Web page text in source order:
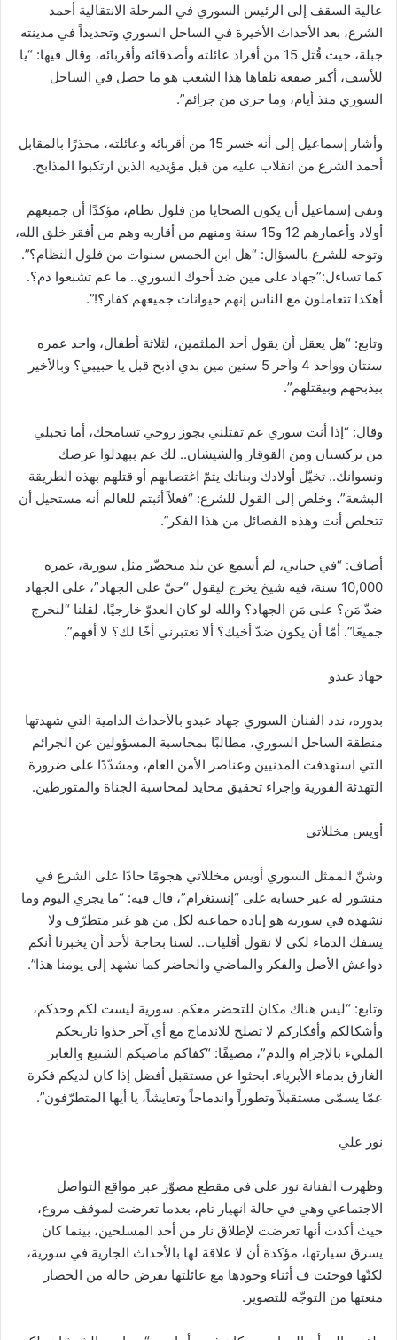
عالية السقف إلى الرئيس السوري في المرحلة الانتقالية أحمد
الشرع، بعد الأحداث الأخيرة في الساحل السوري وتحديداً في مدينته
جبلة، حيث قُتل 15 من أفراد عائلته وأصدقائه وأقربائه، وقال فيها: “يا
للأسف، أكبر صفعة تلقاها هذا الشعب هو ما حصل في الساحل
السوري منذ أيام، وما جرى من جرائم”.
وأشار إسماعيل إلى أنه خسر 15 من أقربائه وعائلته، محذرًا بالمقابل
أحمد الشرع من انقلاب عليه من قبل مؤيديه الذين ارتكبوا المذابح.
ونفى إسماعيل أن يكون الضحايا من فلول نظام، مؤكدًا أن جميعهم
أولاد وأعمارهم 12 و15 سنة ومنهم من أقاربه وهم من أفقر خلق الله،
وتوجه للشرع بالسؤال: “هل ابن الخمس سنوات من فلول النظام؟”.
كما تساءل:”جهاد على مين ضد أخوك السوري.. ما عم تشبعوا دم؟.
أهكذا تتعاملون مع الناس إنهم حيوانات جميعهم كفار؟!”.
وتابع: “هل يعقل أن يقول أحد الملثمين، لثلاثة أطفال، واحد عمره
سنتان وواحد 4 وآخر 5 سنين مين بدي اذبح قبل يا حبيبي؟ وبالأخير
بيذبحهم وبيقتلهم”.
وقال: “إذا أنت سوري عم تقتلني بجوز روحي تسامحك، أما تجبلي
من تركستان ومن القوقاز والشيشان.. لك عم ببهدلوا عرضك
ونسوانك.. تخيّل أولادك وبناتك يتمّ اغتصابهم أو قتلهم بهذه الطريقة
البشعة”، وخلص إلى القول للشرع: “فعلاً أثبتم للعالم أنه مستحيل أن
تتخلص أنت وهذه الفصائل من هذا الفكر”.
أضاف: “في حياتي، لم أسمع عن بلد متحضّر مثل سورية، عمره
10,000 سنة، فيه شيخ يخرج ليقول “حيّ على الجهاد”، على الجهاد
ضدّ مَن؟ على مَن الجهاد؟ والله لو كان العدوّ خارجيًا، لقلنا “لنخرج
جميعًا”. أمّا أن يكون ضدّ أخيك؟ ألا تعتبرني أخًا لك؟ لا أفهم”.
جهاد عبدو
بدوره، ندد الفنان السوري جهاد عبدو بالأحداث الدامية التي شهدتها
منطقة الساحل السوري، مطالبًا بمحاسبة المسؤولين عن الجرائم
التي استهدفت المدنيين وعناصر الأمن العام، ومشدّدًا على ضرورة
التهدئة الفورية وإجراء تحقيق محايد لمحاسبة الجناة والمتورطين.
أويس مخللاتي
وشنّ الممثل السوري أويس مخللاتي هجومًا حادًا على الشرع في
منشور له عبر حسابه على “إنستغرام”، قال فيه: “ما يجري اليوم وما
نشهده في سورية هو إبادة جماعية لكل من هو غير متطرّف ولا
يسفك الدماء لكي لا نقول أقليات.. لسنا بحاجة لأحد أن يخبرنا أنكم
دواعش الأصل والفكر والماضي والحاضر كما نشهد إلى يومنا هذا”.
وتابع: “ليس هناك مكان للتحضر معكم. سورية ليست لكم وحدكم،
وأشكالكم وأفكاركم لا تصلح للاندماج مع أي آخر خذوا تاريخكم
المليء بالإجرام والدم”، مضيفًا: “كفاكم ماضيكم الشنيع والغابر
الغارق بدماء الأبرياء. ابحثوا عن مستقبل أفضل إذا كان لديكم فكرة
عمّا يسمّى مستقبلاً وتطوراً واندماجاً وتعايشاً، يا أيها المتطرّفون”.
نور علي
وظهرت الفنانة نور علي في مقطع مصوّر عبر مواقع التواصل
الاجتماعي وهي في حالة انهيار تام، بعدما تعرضت لموقف مروع،
حيث أكدت أنها تعرضت لإطلاق نار من أحد المسلحين، بينما كان
يسرق سيارتها، مؤكدة أن لا علاقة لها بالأحداث الجارية في سورية،
لكنّها فوجئت ف أثناء وجودها مع عائلتها بفرض حالة من الحصار
منعتها من التوجّه للتصوير.